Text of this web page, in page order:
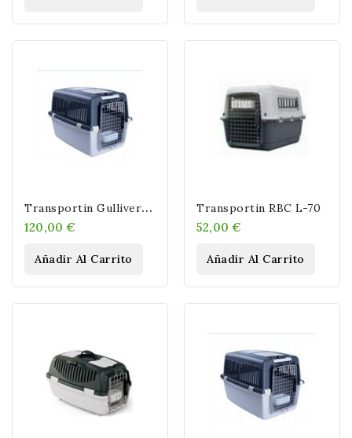
T
Ransportin Gulliver 7 IATA
120,00 €
Añadir Al Carrito
Transportin RBC L-70
52,00 €
Añadir Al Carrito